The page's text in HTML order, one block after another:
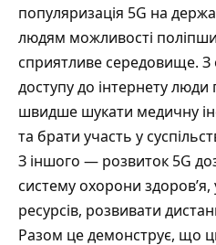
популяризація 5G на
людям можливості
сприятливе середовище. З
доступу до інтернету
швидше шукати медичну
та брати участь у
З іншого — розвиток 5G
систему охорони
ресурсів, розвивати
Разом це демонструє, що